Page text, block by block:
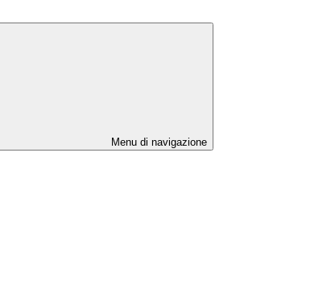
Menu di navigazione